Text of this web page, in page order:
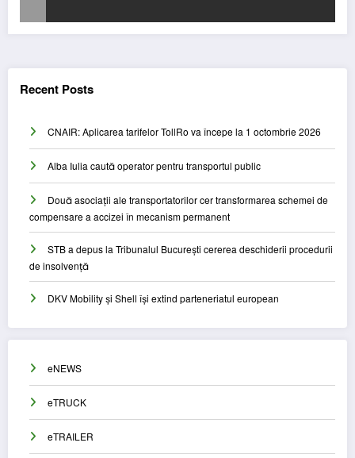
Recent Posts
CNAIR: Aplicarea tarifelor TollRo va începe la 1 octombrie 2026
Alba Iulia caută operator pentru transportul public
Două asociații ale transportatorilor cer transformarea schemei de
compensare a accizei în mecanism permanent
STB a depus la Tribunalul București cererea deschiderii procedurii
de insolvență
DKV Mobility și Shell își extind parteneriatul european
eNEWS
eTRUCK
eTRAILER